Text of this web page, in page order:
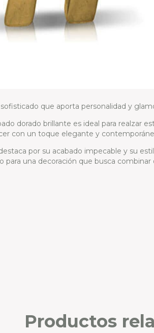
que aporta personalidad y
dorado brillante es ideal para realzar
con un toque elegante y
por su acabado impecable y su
una decoración que busca combinar
Productos